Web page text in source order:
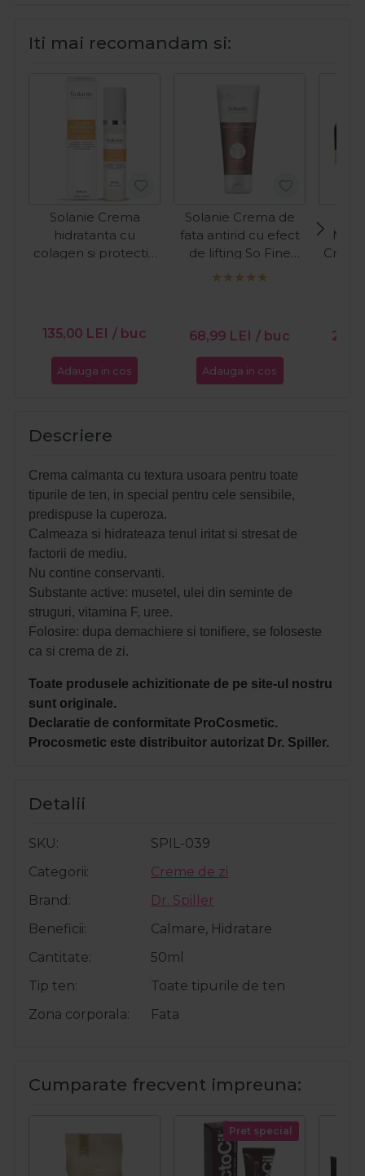
Iti mai recomandam si:
Solanie Crema
hidratanta cu
colagen si protectie
135,00 LEI / buc
Adauga in cos
Solanie Crema de
fata antirid cu efect
de lifting So Fine
250ml
68,99 LEI / buc
Adauga in cos
Descriere
Crema calmanta cu textura usoara pentru toate
tipurile de ten, in special pentru cele sensibile,
predispuse la cuperoza.
Calmeaza si hidrateaza tenul iritat si stresat de
factorii de mediu.
Nu contine conservanti.
Substante active: musetel, ulei din seminte de
struguri, vitamina F, uree.
Folosire: dupa demachiere si tonifiere, se foloseste
ca si crema de zi.
Toate produsele achizitionate de pe site-ul nostru
sunt originale.
Declaratie de conformitate ProCosmetic.
Procosmetic este distribuitor autorizat Dr. Spiller.
Detalii
SKU
SPIL-039
Categorii
Creme de zi
Brand
Dr. Spiller
Beneficii
Calmare, Hidratare
Cantitate
50ml
Tip ten
Toate tipurile de ten
Zona corporala
Fata
Cumparate frecvent impreuna:
Pret special